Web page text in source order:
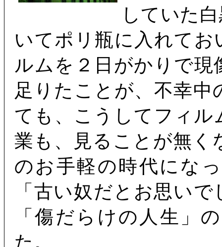
していた
いてポリ瓶に入れて
ルムを２日がかりで
足りたことが、不幸
ても、こうしてフィル
業も、見ることが無く
のお手軽の時代にな
「古い奴だとお思い
「傷だらけの人生」
た。